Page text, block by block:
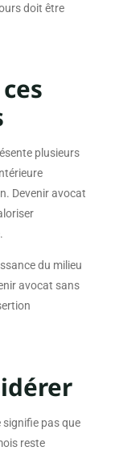
doit être
plusieurs
Devenir avocat
du milieu
avocat sans
signifie pas que
reste